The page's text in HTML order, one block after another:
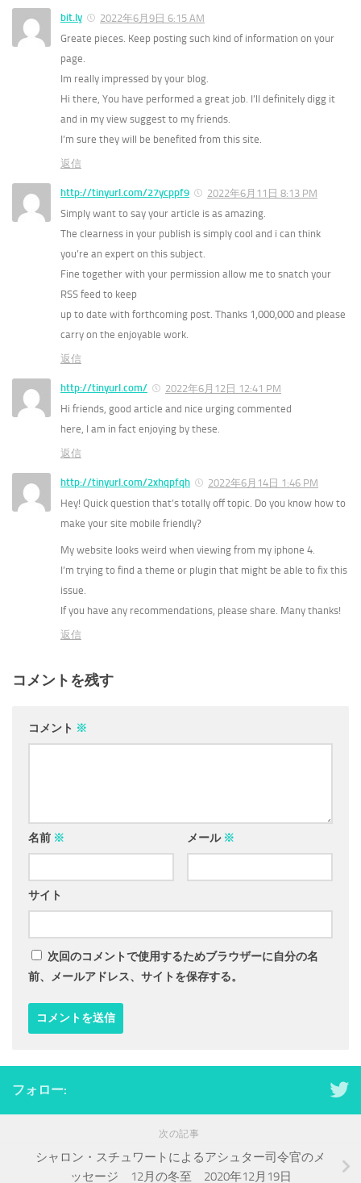
bit.ly
2022年6月9日 6:15 AM
Greate pieces. Keep posting such kind of information on your
page.
Im really impressed by your blog.
Hi there, You have performed a great job. I’ll definitely digg it
and in my view suggest to my friends.
I’m sure they will be benefited from this site.
返信
http://tinyurl.com/27ycppf9
2022年6月11日 8:13 PM
Simply want to say your article is as amazing.
The clearness in your publish is simply cool and i can think
you’re an expert on this subject.
Fine together with your permission allow me to snatch your
RSS feed to keep
up to date with forthcoming post. Thanks 1,000,000 and please
carry on the enjoyable work.
返信
http://tinyurl.com/
2022年6月12日 12:41 PM
Hi friends, good article and nice urging commented
here, I am in fact enjoying by these.
返信
http://tinyurl.com/2xhqpfqh
2022年6月14日 1:46 PM
Hey! Quick question that’s totally off topic. Do you know how to
make your site mobile friendly?
My website looks weird when viewing from my iphone 4.
I’m trying to find a theme or plugin that might be able to fix this
issue.
If you have any recommendations, please share. Many thanks!
返信
コメントを残す
コメント ※
名前 ※ メール ※
サイト
次回のコメントで使用するためブラウザーに自分の名
前、メールアドレス、サイトを保存する。
フォロー:
次の記事
シャロン・スチュワートによるアシュター司令官のメ
ッセージ 12月の冬至 2020年12月19日